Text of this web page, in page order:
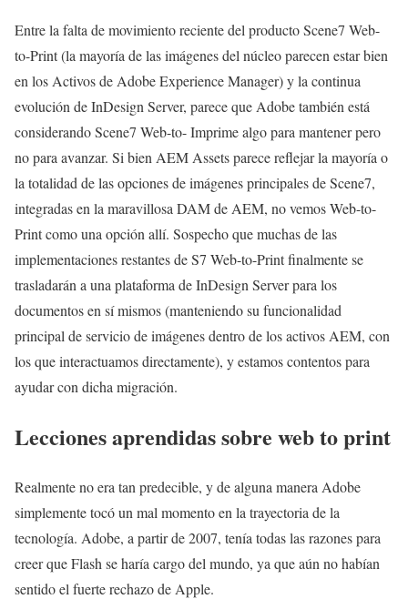
Entre la falta de movimiento reciente del producto Scene7 Web-
to-Print (la mayoría de las imágenes del núcleo parecen estar bien
en los Activos de Adobe Experience Manager) y la continua
evolución de InDesign Server, parece que Adobe también está
considerando Scene7 Web-to- Imprime algo para mantener pero
no para avanzar. Si bien AEM Assets parece reflejar la mayoría o
la totalidad de las opciones de imágenes principales de Scene7,
integradas en la maravillosa DAM de AEM, no vemos Web-to-
Print como una opción allí. Sospecho que muchas de las
implementaciones restantes de S7 Web-to-Print finalmente se
trasladarán a una plataforma de InDesign Server para los
documentos en sí mismos (manteniendo su funcionalidad
principal de servicio de imágenes dentro de los activos AEM, con
los que interactuamos directamente), y estamos contentos para
ayudar con dicha migración.
Lecciones aprendidas sobre web to print
Realmente no era tan predecible, y de alguna manera Adobe
simplemente tocó un mal momento en la trayectoria de la
tecnología. Adobe, a partir de 2007, tenía todas las razones para
creer que Flash se haría cargo del mundo, ya que aún no habían
sentido el fuerte rechazo de Apple.